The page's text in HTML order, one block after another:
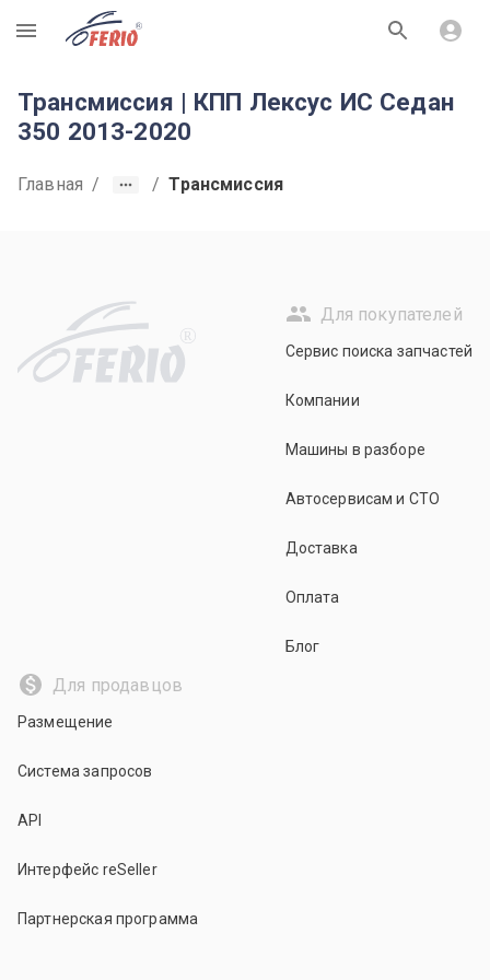
R
Трансмиссия | КПП Лексус ИС Седан
350 2013-2020
Главная / / Трансмиссия
R
Для покупателей
Сервис поиска запчастей
Компании
Машины в разборе
Автосервисам и СТО
Доставка
Оплата
Блог
Для продавцов
Размещение
Система запросов
API
Интерфейс reSeller
Партнерская программа